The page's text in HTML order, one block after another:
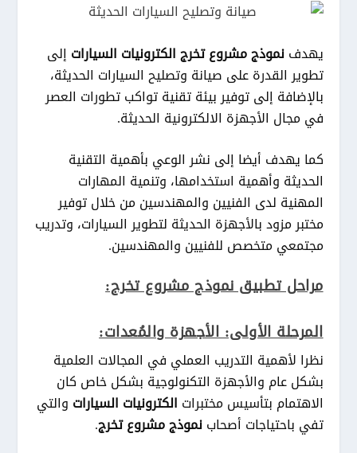
يهدفنموذج مشروع تخرج الكترونيات السيارات إلى
تطوير القدرة على صيانة وتصليح السيارات الحديثة،
بالإضافة إلى توفير بيئة تقنية تواكب تطورات العصر
في مجال الأجهزة الالكترونية الحديثة.
كما يهدف أيضا إلى نشر الوعي بأهمية التقنية
الحديثة وأهمية استخدامها، وتنمية المهارات
المهنية لدى الفنيين والمهندسين من خلال توفير
مختبر مزود بالأجهزة الحديثة لتطوير السيارات، وتدريب
مجتمعي متخصص للفنيين والمهندسين.
مراحل تطبيق نموذج مشروع تخرج:
المرحلة الأولى: الأجهزة والمُعدات:
نظرا لأهمية التدريب العملي في المجالات العلمية
بشكل عام والأجهزة التكنولوجية بشكل خاص كان
الاهتمام بتأسيس مختبرات الكترونيات السيارات والتي
تفي باحتياجات أصحابنموذج مشروع تخرج.